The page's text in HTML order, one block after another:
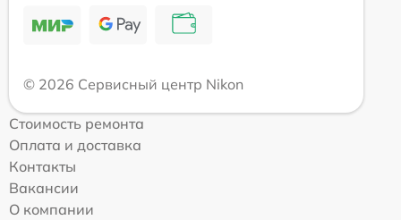
© 2026 Сервисный центр Nikon
Стоимость ремонта
Оплата и доставка
Контакты
Вакансии
О компании